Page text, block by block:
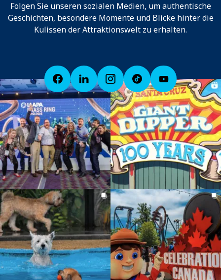
Folgen Sie unseren sozialen Medien, um authentische
Geschichten, besondere Momente und Blicke hinter die
Kulissen der Attraktionswelt zu erhalten.